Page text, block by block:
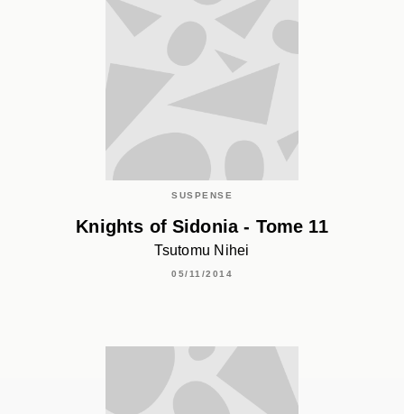
SUSPENSE
Knights of Sidonia - Tome 11
Tsutomu Nihei
05/11/2014